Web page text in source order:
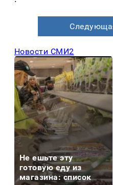
Новости СМИ2
Не ешьте эту
готовую еду из
магазина: список